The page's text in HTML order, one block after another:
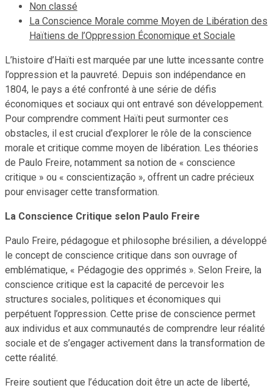
Non classé
La Conscience Morale comme Moyen de Libération des
Haïtiens de l’Oppression Économique et Sociale
L’histoire d’Haïti est marquée par une lutte incessante contre
l’oppression et la pauvreté. Depuis son indépendance en
1804, le pays a été confronté à une série de défis
économiques et sociaux qui ont entravé son développement.
Pour comprendre comment Haïti peut surmonter ces
obstacles, il est crucial d’explorer le rôle de la conscience
morale et critique comme moyen de libération. Les théories
de Paulo Freire, notamment sa notion de « conscience
critique » ou « conscientização », offrent un cadre précieux
pour envisager cette transformation.
La Conscience Critique selon Paulo Freire
Paulo Freire, pédagogue et philosophe brésilien, a développé
le concept de conscience critique dans son ouvrage of
emblématique, « Pédagogie des opprimés ». Selon Freire, la
conscience critique est la capacité de percevoir les
structures sociales, politiques et économiques qui
perpétuent l’oppression. Cette prise de conscience permet
aux individus et aux communautés de comprendre leur réalité
sociale et de s’engager activement dans la transformation de
cette réalité.
Freire soutient que l’éducation doit être un acte de liberté,